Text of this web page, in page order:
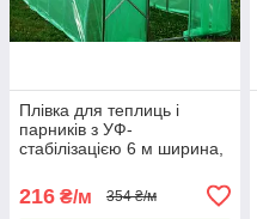
Плівка для теплиць і
парників з УФ-
стабілізацією 6 м ширина,
товщина, на метраж
216 ₴/м 354 ₴/м